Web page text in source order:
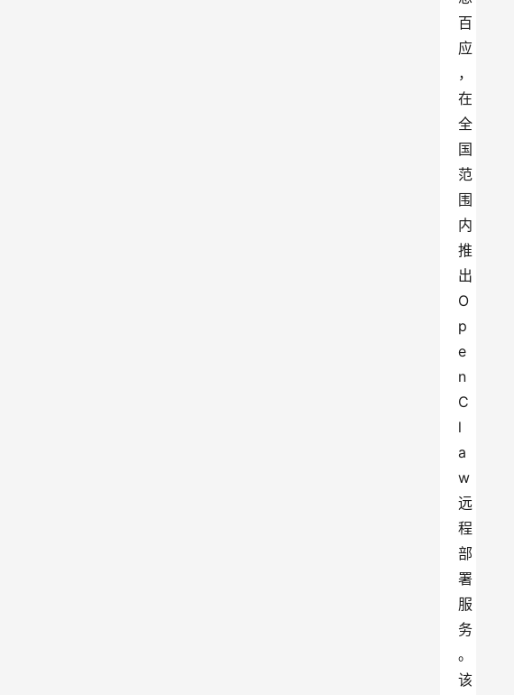
百
应
，
在
全
国
范
围
内
推
出
O
p
e
n
C
l
a
w
远
程
部
署
服
务
。
该